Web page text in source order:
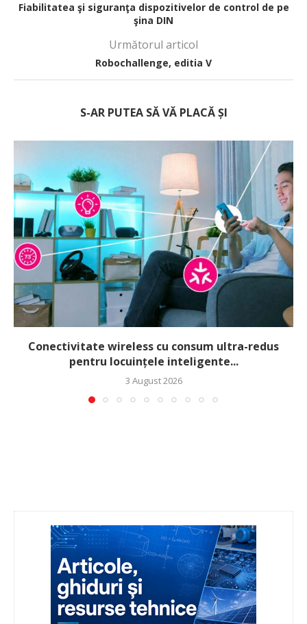
Fiabilitatea şi siguranţa dispozitivelor de control de pe
şina DIN
Următorul articol
Robochallenge, editia V
S-AR PUTEA SĂ VĂ PLACĂ ȘI
Conectivitate wireless cu consum ultra-redus
pentru locuințele inteligente...
3 August 2026